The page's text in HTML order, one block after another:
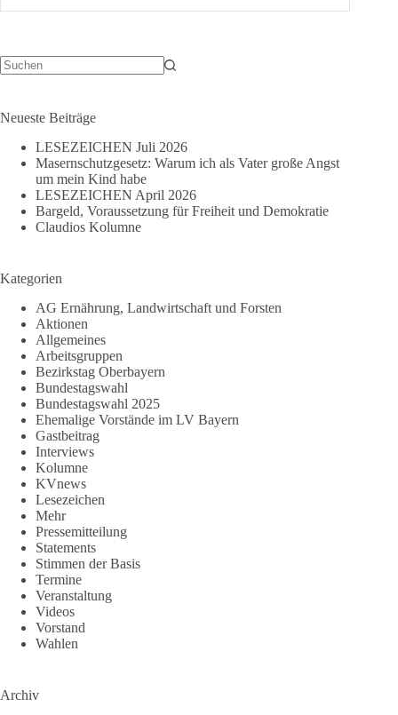
“dieBasis”
Neueste Beiträge
LESEZEICHEN Juli 2026
Masernschutzgesetz: Warum ich als Vater große Angst
um mein Kind habe
LESEZEICHEN April 2026
Bargeld, Voraussetzung für Freiheit und Demokratie
Claudios Kolumne
Kategorien
AG Ernährung, Landwirtschaft und Forsten
Aktionen
Allgemeines
Arbeitsgruppen
Bezirkstag Oberbayern
Bundestagswahl
Bundestagswahl 2025
Ehemalige Vorstände im LV Bayern
Gastbeitrag
Interviews
Kolumne
KVnews
Lesezeichen
Mehr
Pressemitteilung
Statements
Stimmen der Basis
Termine
Veranstaltung
Videos
Vorstand
Wahlen
Archiv